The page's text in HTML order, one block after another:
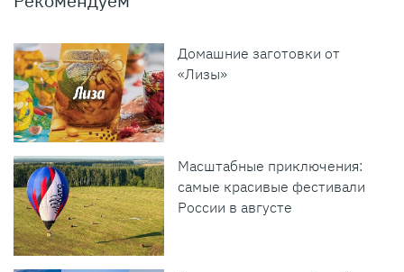
Домашние заготовки от
«Лизы»
Масштабные приключения:
самые красивые фестивали
России в августе